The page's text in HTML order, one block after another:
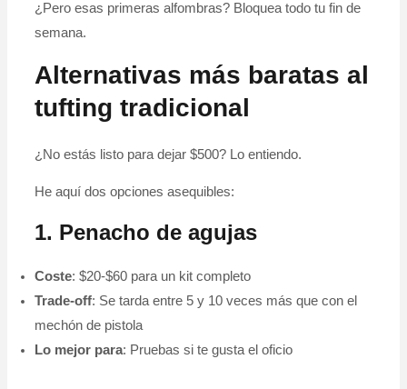
¿Pero esas primeras alfombras? Bloquea todo tu fin de
semana.
Alternativas más baratas al
tufting tradicional
¿No estás listo para dejar $500? Lo entiendo.
He aquí dos opciones asequibles:
1. Penacho de agujas
Coste: $20-$60 para un kit completo
Trade-off: Se tarda entre 5 y 10 veces más que con el
mechón de pistola
Lo mejor para: Pruebas si te gusta el oficio